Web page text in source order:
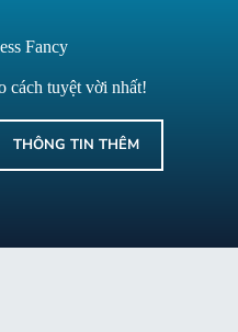
Fancy
cách tuyệt vời nhất!
THÔNG TIN THÊM